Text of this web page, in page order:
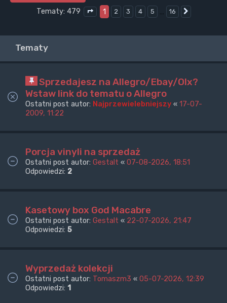
Tematy: 479
Strona1 z16
1 2 3 4 5 … 16
Tematy
Sprzedajesz na Allegro/Ebay/Olx?
Wstaw link do tematu o Allegro
Ostatni post autor: Najprzewielebniejszy « 17-07-
2009, 11:22
Porcja vinyli na sprzedaż
Ostatni post autor: Gestalt « 07-08-2026, 18:51
Odpowiedzi: 2
Kasetowy box God Macabre
Ostatni post autor: Gestalt « 22-07-2026, 21:47
Odpowiedzi: 5
Wyprzedaż kolekcji
Ostatni post autor: Tomaszm3 « 05-07-2026, 12:39
Odpowiedzi: 1